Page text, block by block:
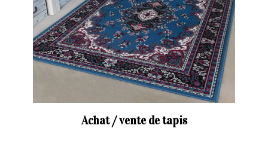
Achat / vente de tapis